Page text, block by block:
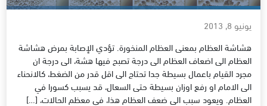
يونيو 8, 2013
هشاشة العظام بمعنى العظام المنخورة. تؤدي الإصابة بمرض هشاشة
العظام الى اضعاف العظام الى درجة تصبح فيها هشة، الى درجة ان
مجرد القيام باعمال بسيطة جدا تحتاج الى اقل قدر من الضغط، كالانحناء
الى الامام او رفع اوزان بسيطة حتى السعال، قد يسبب كسورا في
العظام. ويعود سبب الى ضعف العظام هذا، في معظم الحالات، […]